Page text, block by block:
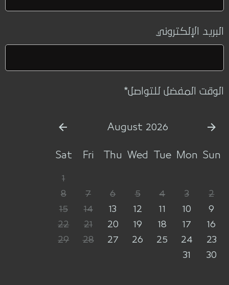
البريد الإلكتروني
الوقت المفضل للتواصل*
August 2026
Sun
Mon
Tue
Wed
Thu
Fri
Sat
1
2
3
4
5
6
7
8
9
10
11
12
13
14
15
16
17
18
19
20
21
22
23
24
25
26
27
28
29
30
31